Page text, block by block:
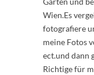
Wien.Es
fotografiere
meine Fotos
ect.und dann
Richtige für